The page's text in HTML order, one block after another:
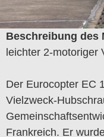
Beschreibung des
leichter 2-motoriger
Der Eurocopter EC
Vielzweck-
Frankreich. Er